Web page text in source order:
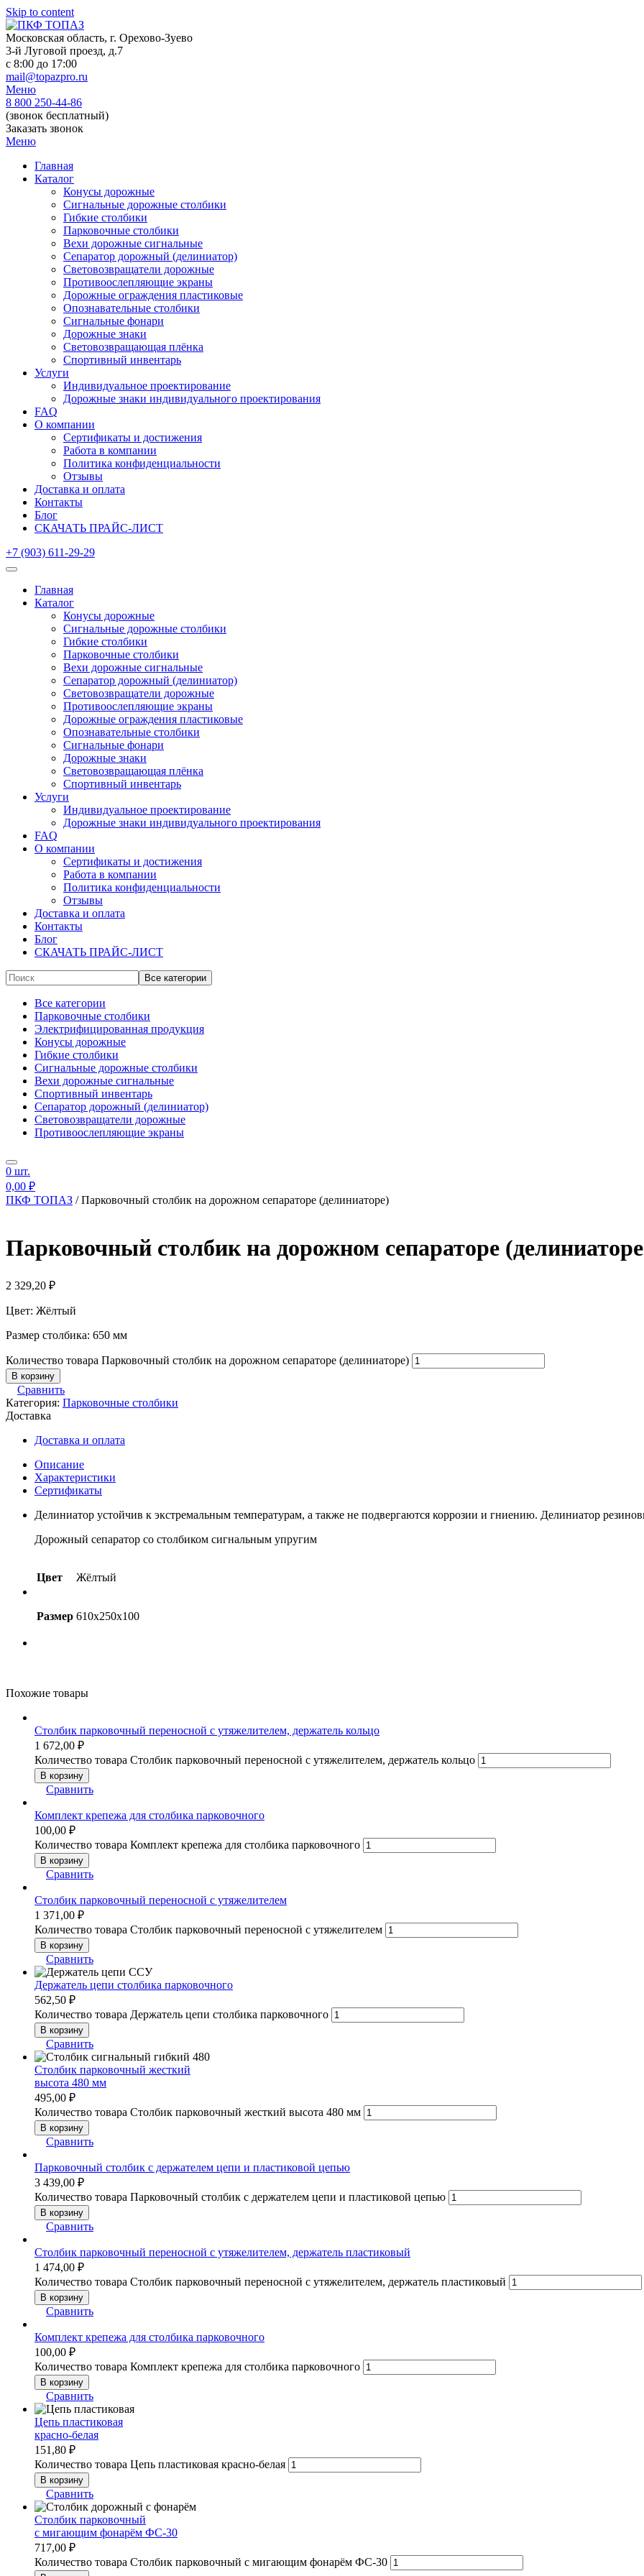
Skip to content
Московская область, г. Орехово-Зуево
3-й Луговой проезд, д.7
c 8:00 до 17:00
mail@topazpro.ru
Меню
8 800 250-44-86
(звонок бесплатный)
Заказать звонок
Меню
Главная
Каталог
Конусы дорожные
Сигнальные дорожные столбики
Гибкие столбики
Парковочные столбики
Вехи дорожные сигнальные
Сепаратор дорожный (делиниатор)
Световозвращатели дорожные
Противоослепляющие экраны
Дорожные ограждения пластиковые
Опознавательные столбики
Сигнальные фонари
Дорожные знаки
Световозвращающая плёнка
Спортивный инвентарь
Услуги
Индивидуальное проектирование
Дорожные знаки индивидуального проектирования
FAQ
О компании
Сертификаты и достижения
Работа в компании
Политика конфиденциальности
Отзывы
Доставка и оплата
Контакты
Блог
СКАЧАТЬ ПРАЙС-ЛИСТ
+7 (903) 611-29-29
Главная
Каталог
Конусы дорожные
Сигнальные дорожные столбики
Гибкие столбики
Парковочные столбики
Вехи дорожные сигнальные
Сепаратор дорожный (делиниатор)
Световозвращатели дорожные
Противоослепляющие экраны
Дорожные ограждения пластиковые
Опознавательные столбики
Сигнальные фонари
Дорожные знаки
Световозвращающая плёнка
Спортивный инвентарь
Услуги
Индивидуальное проектирование
Дорожные знаки индивидуального проектирования
FAQ
О компании
Сертификаты и достижения
Работа в компании
Политика конфиденциальности
Отзывы
Доставка и оплата
Контакты
Блог
СКАЧАТЬ ПРАЙС-ЛИСТ
Все категории
Все категории
Парковочные столбики
Электрифицированная продукция
Конусы дорожные
Гибкие столбики
Сигнальные дорожные столбики
Вехи дорожные сигнальные
Спортивный инвентарь
Сепаратор дорожный (делиниатор)
Световозвращатели дорожные
Противоослепляющие экраны
Дорожные знаки
Универсальный утяжелитель
0 шт.
0,00 ₽
ПКФ ТОПАЗ /Парковочный столбик на дорожном сепараторе (делиниаторе)
Парковочный столбик на дорожном сепараторе
2 329,20 ₽
Цвет: Жёлтый
Размер столбика: 650 мм
Количество товара Парковочный столбик на дорожном сепараторе (делиниаторе)
В корзину
Сравнить
Категория: Парковочные столбики
Доставка
Доставка и оплата
Описание
Характеристики
Сертификаты
Делиниатор устойчив к экстремальным температурам, а также не подвергаются коррозии и гниению. Делиниатор
Дорожный сепаратор со столбиком сигнальным упругим
Цвет Жёлтый
Размер 610x250x100
Похожие товары
Столбик парковочный переносной с утяжелителем, держатель кольцо
1 672,00 ₽
Количество товара Столбик парковочный переносной с утяжелителем, держатель кольцо
В корзину
Сравнить
Комплект крепежа для столбика парковочного
100,00 ₽
Количество товара Комплект крепежа для столбика парковочного
В корзину
Сравнить
Столбик парковочный переносной с утяжелителем
1 371,00 ₽
Количество товара Столбик парковочный переносной с утяжелителем
В корзину
Сравнить
Держатель цепи столбика парковочного
562,50 ₽
Количество товара Держатель цепи столбика парковочного
В корзину
Сравнить
Столбик парковочный жесткий
высота 480 мм
495,00 ₽
Количество товара Столбик парковочный жесткий высота 480 мм
В корзину
Сравнить
Парковочный столбик с держателем цепи и пластиковой цепью
3 439,00 ₽
Количество товара Парковочный столбик с держателем цепи и пластиковой цепью
В корзину
Сравнить
Столбик парковочный переносной с утяжелителем, держатель пластиковый
1 474,00 ₽
Количество товара Столбик парковочный переносной с утяжелителем, держатель пластиковый
В корзину
Сравнить
Комплект крепежа для столбика парковочного
100,00 ₽
Количество товара Комплект крепежа для столбика парковочного
В корзину
Сравнить
Цепь пластиковая
красно-белая
151,80 ₽
Количество товара Цепь пластиковая красно-белая
В корзину
Сравнить
Столбик парковочный
с мигающим фонарём ФС-30
717,00 ₽
Количество товара Столбик парковочный с мигающим фонарём ФС-30